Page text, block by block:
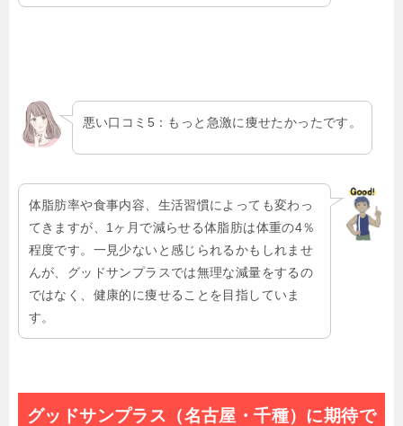
悪い口コミ5：もっと急激に痩せたかったです。
体脂肪率や食事内容、生活習慣によっても変わっ
てきますが、1ヶ月で減らせる体脂肪は体重の4％
程度です。一見少ないと感じられるかもしれませ
んが、グッドサンプラスでは無理な減量をするの
ではなく、健康的に痩せることを目指していま
す。
グッドサンプラス（名古屋・千種）に期待で